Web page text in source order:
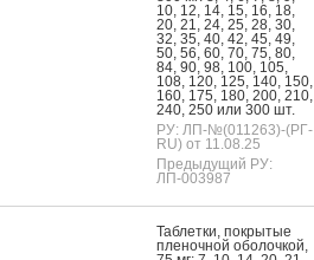
10, 12, 14, 15, 16, 18,
20, 21, 24, 25, 28, 30,
32, 35, 40, 42, 45, 49,
50, 56, 60, 70, 75, 80,
84, 90, 98, 100, 105,
108, 120, 125, 140, 150,
160, 175, 180, 200, 210,
240, 250 или 300 шт.
РУ: ЛП-№(011263)-(РГ-
RU) от 11.08.25
Предыдущий РУ:
ЛП-003987
Таб­летки, пок­ры­тые
пле­ноч­ной обо­лоч­кой,